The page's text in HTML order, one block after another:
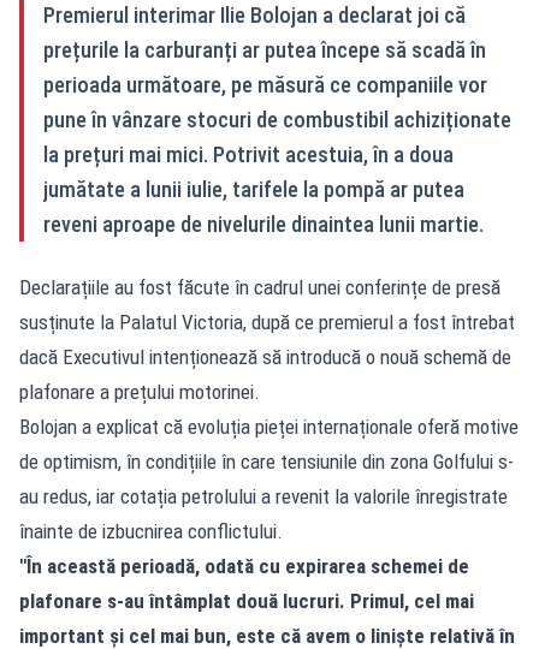
Premierul interimar Ilie Bolojan a declarat joi că
prețurile la carburanți ar putea începe să scadă în
perioada următoare, pe măsură ce companiile vor
pune în vânzare stocuri de combustibil achiziționate
la prețuri mai mici. Potrivit acestuia, în a doua
jumătate a lunii iulie, tarifele la pompă ar putea
reveni aproape de nivelurile dinaintea lunii martie.
Declarațiile au fost făcute în cadrul unei conferințe de presă
susținute la Palatul Victoria, după ce premierul a fost întrebat
dacă Executivul intenționează să introducă o nouă schemă de
plafonare a prețului motorinei.
Bolojan a explicat că evoluția pieței internaționale oferă motive
de optimism, în condițiile în care tensiunile din zona Golfului s-
au redus, iar cotația petrolului a revenit la valorile înregistrate
înainte de izbucnirea conflictului.
"În această perioadă, odată cu expirarea schemei de
plafonare s-au întâmplat două lucruri. Primul, cel mai
important şi cel mai bun, este că avem o linişte relativă în